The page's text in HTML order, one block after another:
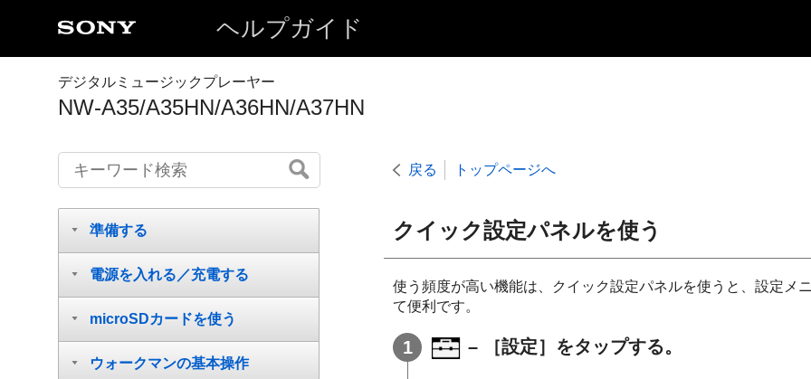
ヘルプガイド
デジタルミュージックプレーヤー
NW-A35/A35HN/A36HN/A37HN
戻る トップページへ
クイック設定パネルを使う
使う頻度が高い機能は、クイック設定パネルを使うと、設定メ
て便利です。
– ［設定］をタップする。
準備する
電源を入れる／充電する
microSDカードを使う
ウォークマンの基本操作